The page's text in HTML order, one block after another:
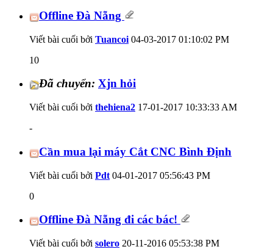
Offline Đà Nẵng
Viết bài cuối bởi Tuancoi 04-03-2017 01:10:02 PM
10
Đã chuyển: Xjn hỏi
Viết bài cuối bởi thehiena2 17-01-2017 10:33:33 AM
-
Cần mua lại máy Cắt CNC Bình Định
Viết bài cuối bởi Pdt 04-01-2017 05:56:43 PM
0
Offline Đà Nẵng đi các bác!
Viết bài cuối bởi solero 20-11-2016 05:53:38 PM